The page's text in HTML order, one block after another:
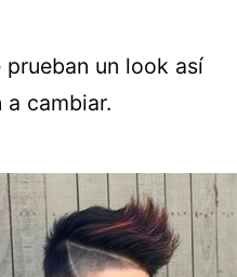
prueban un look así
cambiar.